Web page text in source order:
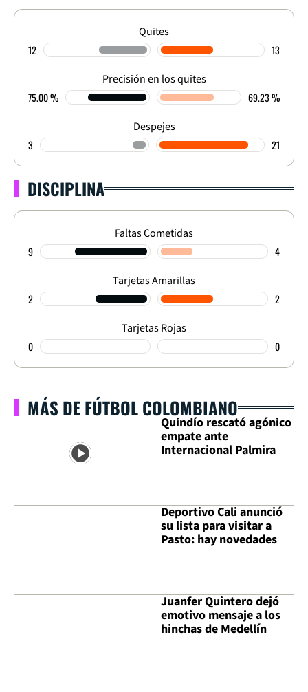
Quites
12 13
Precisión en los quites
75.00 % 69.23 %
Despejes
3 21
DISCIPLINA
Faltas Cometidas
9 4
Tarjetas Amarillas
2 2
Tarjetas Rojas
0 0
MÁS DE FÚTBOL COLOMBIANO
Quindío rescató agónico
empate ante
Internacional Palmira
Deportivo Cali anunció
su lista para visitar a
Pasto: hay novedades
Juanfer Quintero dejó
emotivo mensaje a los
hinchas de Medellín